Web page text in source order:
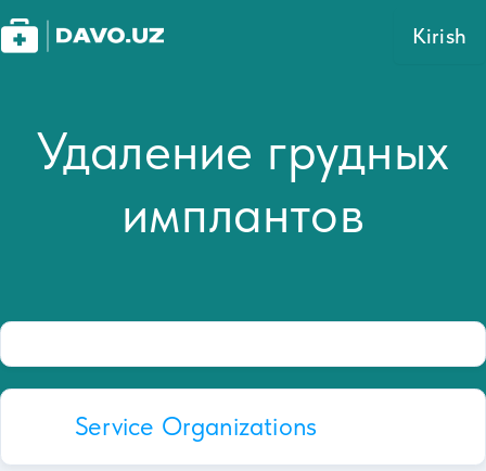
Kirish
Удаление грудных
имплантов
Service Organizations